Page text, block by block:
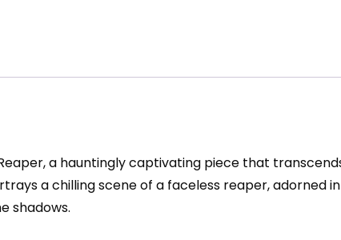
a hauntingly captivating piece that
a chilling scene of a faceless reaper,
shadows.